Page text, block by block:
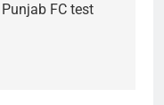
FC test